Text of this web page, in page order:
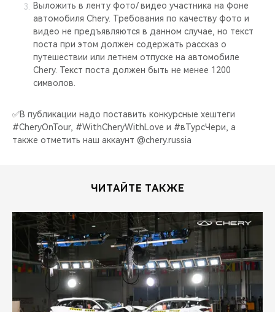
Выложить в ленту фото/ видео участника на фоне
автомобиля Chery. Требования по качеству фото и
видео не предъявляются в данном случае, но текст
поста при этом должен содержать рассказ о
путешествии или летнем отпуске на автомобиле
Chery. Текст поста должен быть не менее 1200
символов.⠀
✅В публикации надо поставить конкурсные хештеги
#CheryOnTour, #WithCheryWithLove и #вТурсЧери, а
также отметить наш аккаунт @chery.russia
ЧИТАЙТЕ ТАКЖЕ